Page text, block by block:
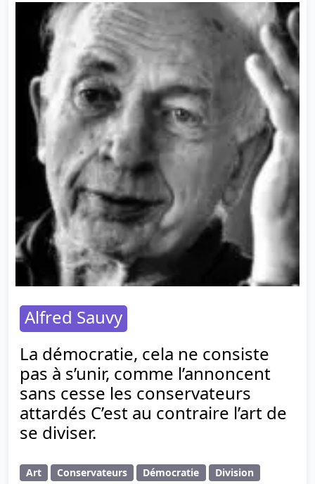
Alfred Sauvy
La démocratie, cela ne consiste
pas à s’unir, comme l’annoncent
sans cesse les conservateurs
attardés C’est au contraire l’art de
se diviser.
Art Conservateurs Démocratie Division